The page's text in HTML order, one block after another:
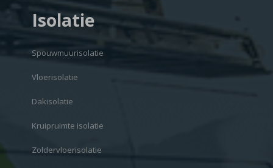
Isolatie
Spouwmuurisolatie
Vloerisolatie
Dakisolatie
Kruipruimte isolatie
Zoldervloerisolatie